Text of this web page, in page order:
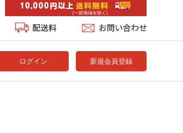
ログイン 新規会員登録